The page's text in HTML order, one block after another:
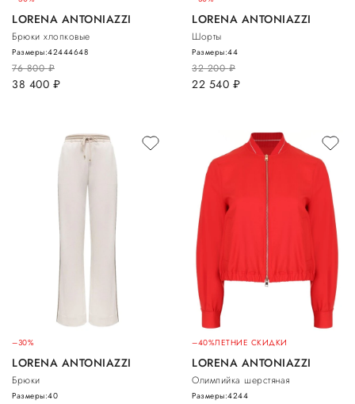
LORENA ANTONIAZZI
Брюки хлопковые
76 800руб.
38 400 руб.
Размеры:42444648
LORENA ANTONIAZZI
Шорты
32 200руб.
22 540 руб.
Размеры:44
–30%
LORENA ANTONIAZZI
Брюки
Размеры:40
–40%ЛЕТНИЕ СКИДКИ
LORENA ANTONIAZZI
Олимпийка шерстяная
Размеры:4244